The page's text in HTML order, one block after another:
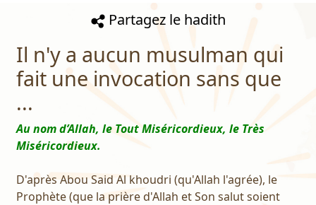
Partagez le hadith
Il n'y a aucun musulman qui
fait une invocation sans que
...
Au nom d’Allah, le Tout Miséricordieux, le Très
Miséricordieux.
D'après Abou Said Al khoudri (qu'Allah l'agrée), le
Prophète (que la prière d'Allah et Son salut soient